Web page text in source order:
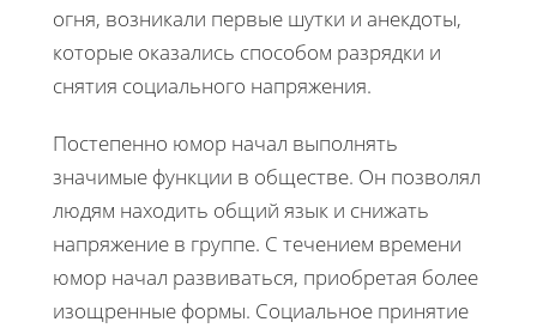
огня, возникали первые шутки и анекдоты,
которые оказались способом разрядки и
снятия социального напряжения.
Постепенно юмор начал выполнять
значимые функции в обществе. Он позволял
людям находить общий язык и снижать
напряжение в группе. С течением времени
юмор начал развиваться, приобретая более
изощренные формы. Социальное принятие